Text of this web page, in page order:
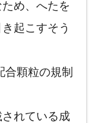
め、へたを
起こすそう
顆粒の規制
れている成